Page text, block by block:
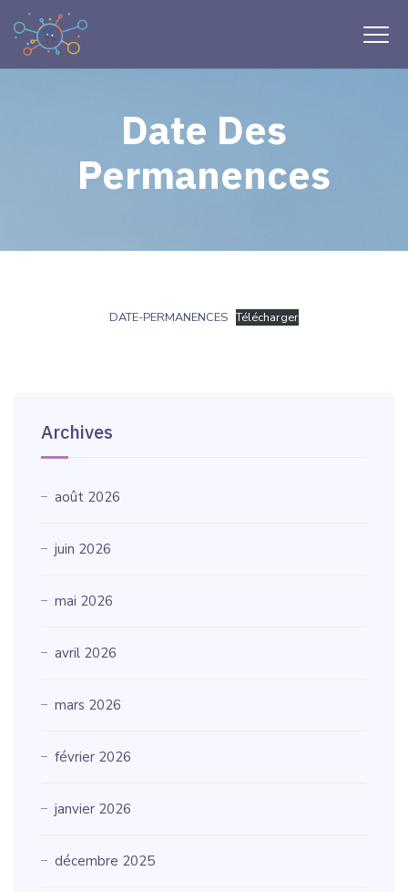
Date Des
Permanences
DATE-PERMANENCES Télécharger
Archives
août 2026
juin 2026
mai 2026
avril 2026
mars 2026
février 2026
janvier 2026
décembre 2025